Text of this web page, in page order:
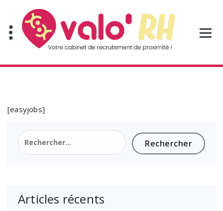
contenu
[easyjobs]
Rechercher :
Articles récents